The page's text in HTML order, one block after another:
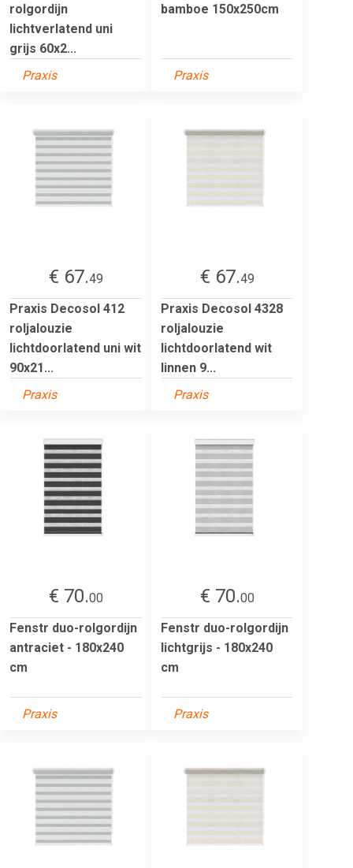
rolgordijn
lichtverlatend uni
grijs 60x2...
Praxis
bamboe 150x250cm
Praxis
€ 67.49
Praxis Decosol 412
roljalouzie
lichtdoorlatend uni wit
90x21...
Praxis
€ 67.49
Praxis Decosol 4328
roljalouzie
lichtdoorlatend wit
linnen 9...
Praxis
€ 70.00
Fenstr duo-rolgordijn
antraciet - 180x240
cm
Praxis
€ 70.00
Fenstr duo-rolgordijn
lichtgrijs - 180x240
cm
Praxis